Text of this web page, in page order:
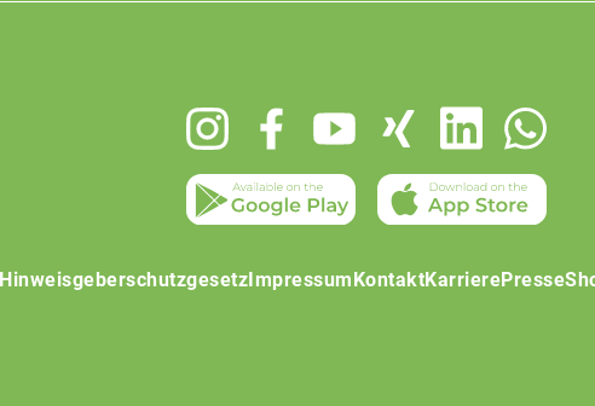
Hinweisgeberschutzgesetz Impressum KontaktKarrierePresse